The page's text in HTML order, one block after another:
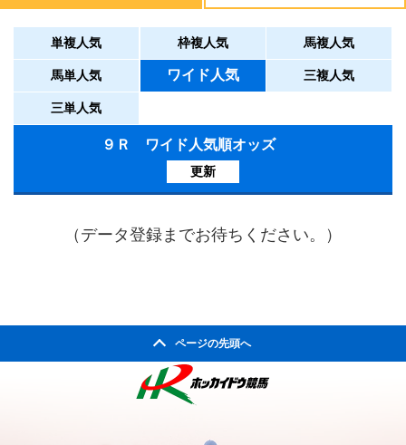
単複人気 枠複人気 馬複人気
馬単人気 ワイド人気 三複人気
三単人気
９Ｒ ワイド人気順オッズ
更新
（データ登録までお待ちください。）
ページの先頭へ